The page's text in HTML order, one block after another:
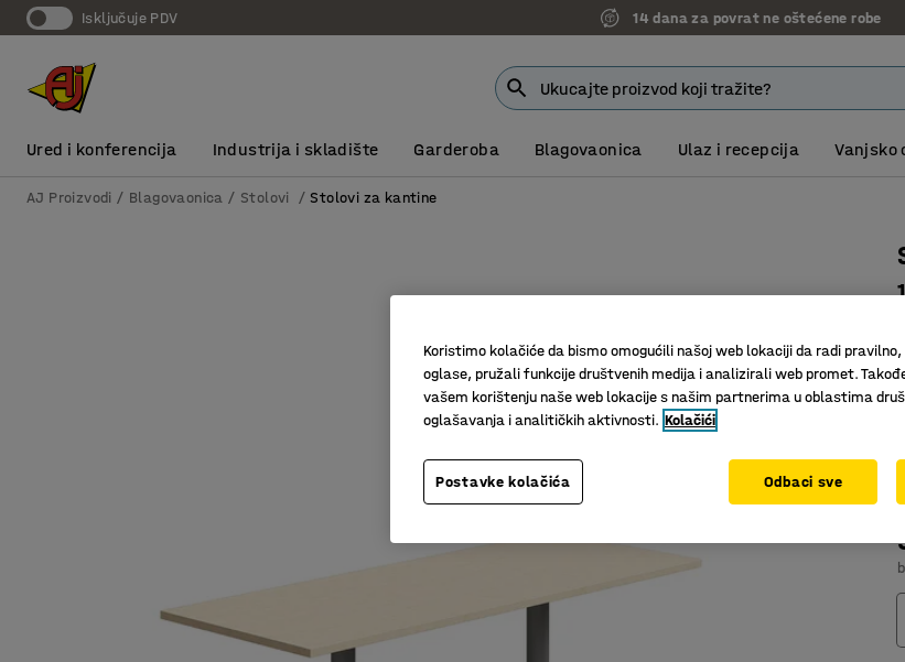
Isključuje PDV 14 dana za povrat ne oštećene robe
Ured i konferencija Industrija i skladište Garderoba Blagovaonica Ulaz i recepcija Vanjsko
AJ Proizvodi Blagovaonica Stolovi Stolovi za kantine
Koristimo kolačiće da bismo omogućili našoj web lokaciji da radi
oglase, pružali funkcije društvenih medija i analizirali web promet.
vašem korištenju naše web lokacije s našim partnerima u oblastima
oglašavanja i analitičkih aktivnosti. Kolačići
Postavke kolačića Odbaci sve